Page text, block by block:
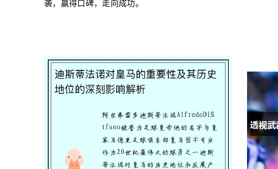
袭，赢得口碑，走向成功。